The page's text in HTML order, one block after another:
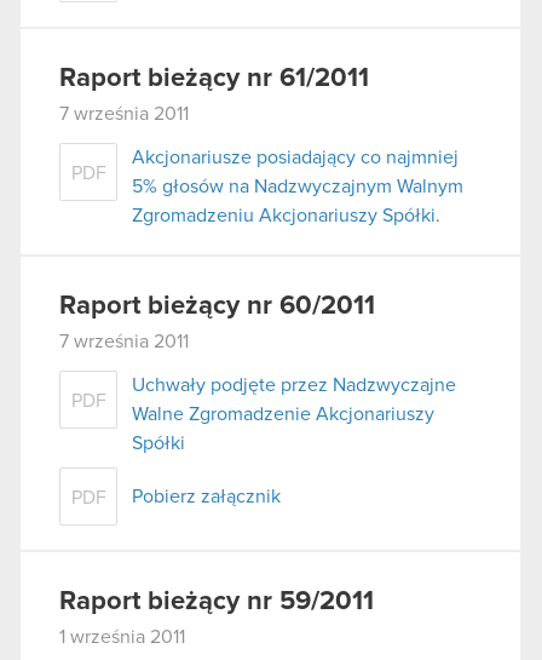
Raport bieżący nr 61/2011
7 września 2011
PDF
Akcjonariusze posiadający co najmniej
5% głosów na Nadzwyczajnym Walnym
Zgromadzeniu Akcjonariuszy Spółki.
Raport bieżący nr 60/2011
7 września 2011
PDF
Uchwały podjęte przez Nadzwyczajne
Walne Zgromadzenie Akcjonariuszy
Spółki
PDF Pobierz załącznik
Raport bieżący nr 59/2011
1 września 2011